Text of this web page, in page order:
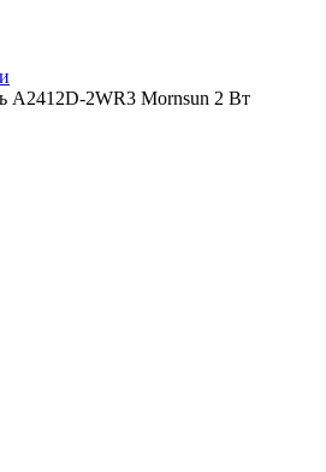
A2412D-2WR3 Mornsun 2 Вт